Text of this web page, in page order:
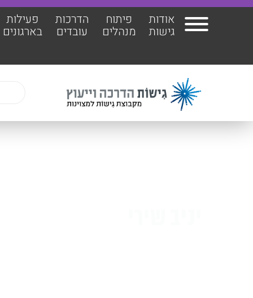
אודות
גישות
פיתוח
מנהלים
הדרכות
עובדים
פעילות
בארגונים
אודות גישות